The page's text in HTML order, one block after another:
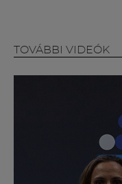
TOVÁBBI VIDEÓK